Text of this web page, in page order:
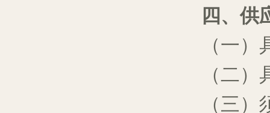
四 、供
（一）具
（二）具
（三）须